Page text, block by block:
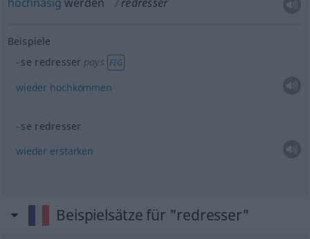
Beispiele
se redresser pays FIG
wieder hochkommen
se redresser
wieder erstarken
Beispielsätze für "redresser"